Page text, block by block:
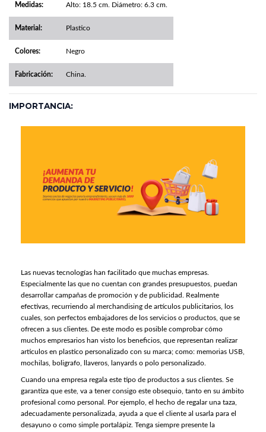
Medidas: Alto: 18.5 cm. Diámetro: 6.3 cm.
Material: Plastico
Colores: Negro
Fabricación: China.
IMPORTANCIA:
Las nuevas tecnologías han facilitado que muchas empresas.
Especialmente las que no cuentan con grandes presupuestos, puedan
desarrollar campañas de promoción y de publicidad. Realmente
efectivas, recurriendo al merchandising de artículos publicitarios, los
cuales, son perfectos embajadores de los servicios o productos, que se
ofrecen a sus clientes. De este modo es posible comprobar cómo
muchos empresarios han visto los beneficios, que representan realizar
articulos en plastico personalizado con su marca; como: memorias USB,
mochilas, boligrafo, llaveros, lanyards o polo personalizado.
Cuando una empresa regala este tipo de productos a sus clientes. Se
garantiza que este, va a tener consigo este obsequio, tanto en su ámbito
profesional como personal. Por ejemplo, el hecho de regalar una taza,
adecuadamente personalizada, ayuda a que el cliente al usarla para el
desayuno o como simple portalápiz. Tenga siempre presente la